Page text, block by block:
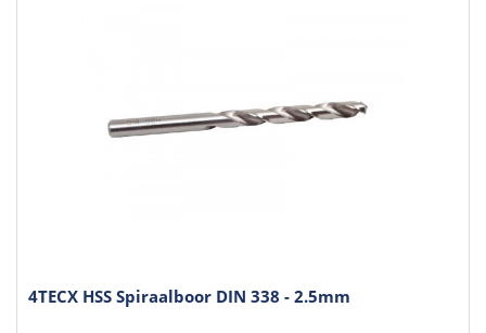
4TECX HSS Spiraalboor DIN 338 - 2.5mm